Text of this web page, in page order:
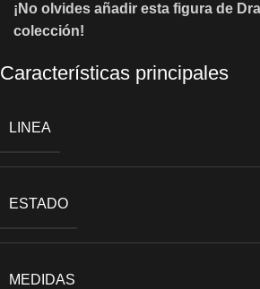
¡No olvides añadir esta figura de
colección!
Características principales
LINEA
ESTADO
MEDIDAS